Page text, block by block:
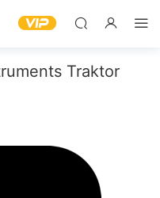
Traktor